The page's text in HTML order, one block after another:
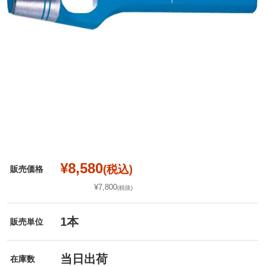
販売価格 ¥8,580(税込)
¥7,800(税抜)
販売単位 1本
在庫数 当日出荷